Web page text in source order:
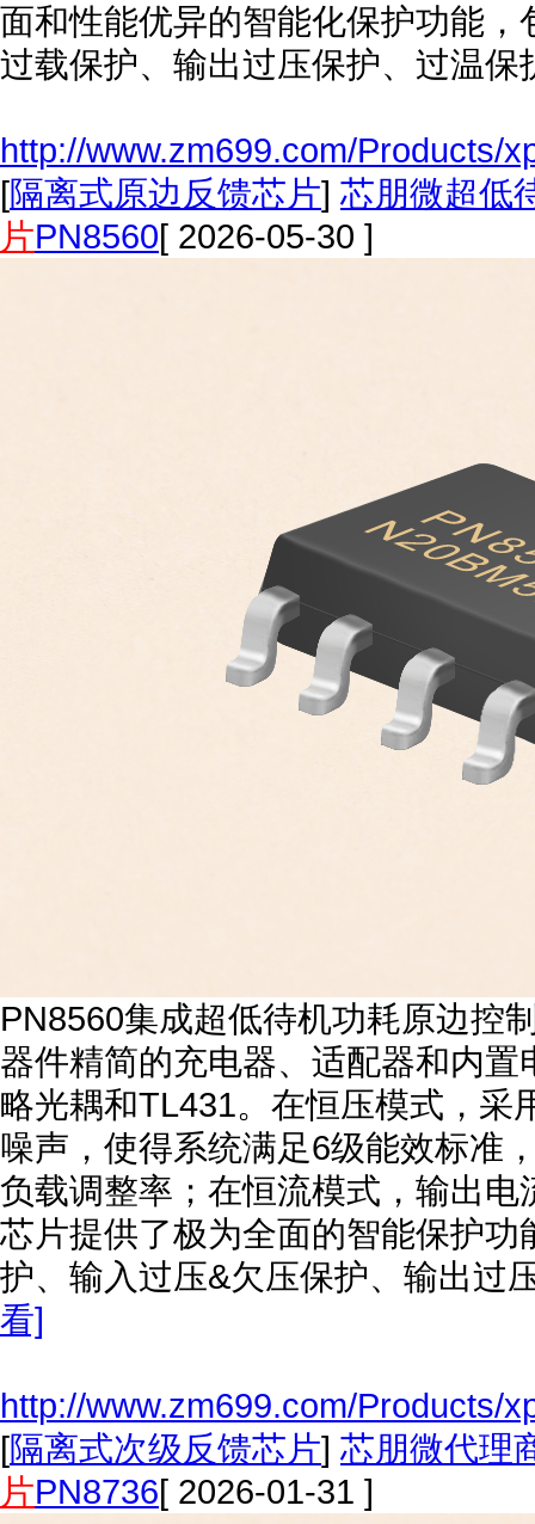
面和性能优异的智能化保护功能
过载保护、输出过压保护、过温保
http://www.zm699.com/Products/
[隔离式原边反馈芯片] 芯朋微超低
片PN8560[ 2026-05-30 ]
PN8560集成超低待机功耗原边控
器件精简的充电器、适配器和内
略光耦和TL431。在恒压模式，采
噪声，使得系统满足6级能效标准
负载调整率；在恒流模式，输出
芯片提供了极为全面的智能保护
护、输入过压&欠压保护、输出过
看]
http://www.zm699.com/Products/
[隔离式次级反馈芯片] 芯朋微代理
片PN8736[ 2026-01-31 ]